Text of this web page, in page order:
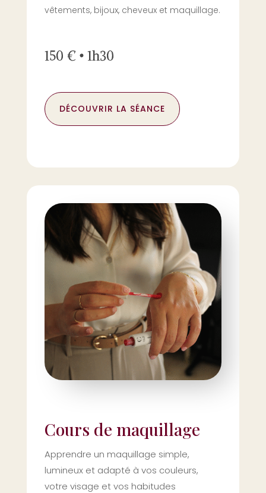
vêtements, bijoux, cheveux et maquillage.
150 € • 1h30
DÉCOUVRIR LA SÉANCE
Cours de maquillage
Apprendre un maquillage simple,
lumineux et adapté à vos couleurs,
votre visage et vos habitudes